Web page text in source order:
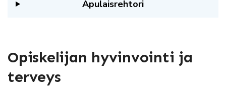
Apulaisrehtori
Opiskelijan hyvinvointi ja
terveys